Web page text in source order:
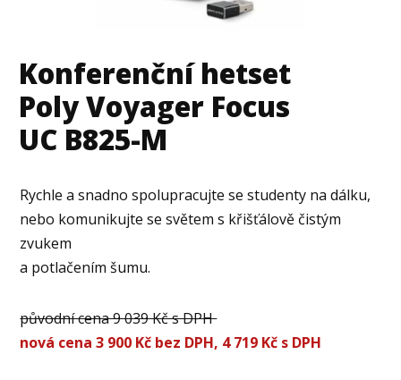
Konferenční hetset
Poly Voyager Focus
UC B825-M
Rychle a snadno spolupracujte se studenty na dálku,
nebo komunikujte se světem s křišťálově čistým
zvukem
a potlačením šumu.
původní cena 9 039 Kč s DPH
nová cena 3 900 Kč bez DPH, 4 719 Kč s DPH